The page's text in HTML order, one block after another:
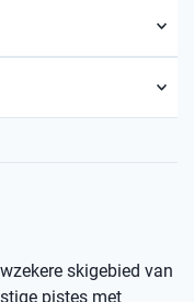
skigebied van
pistes met